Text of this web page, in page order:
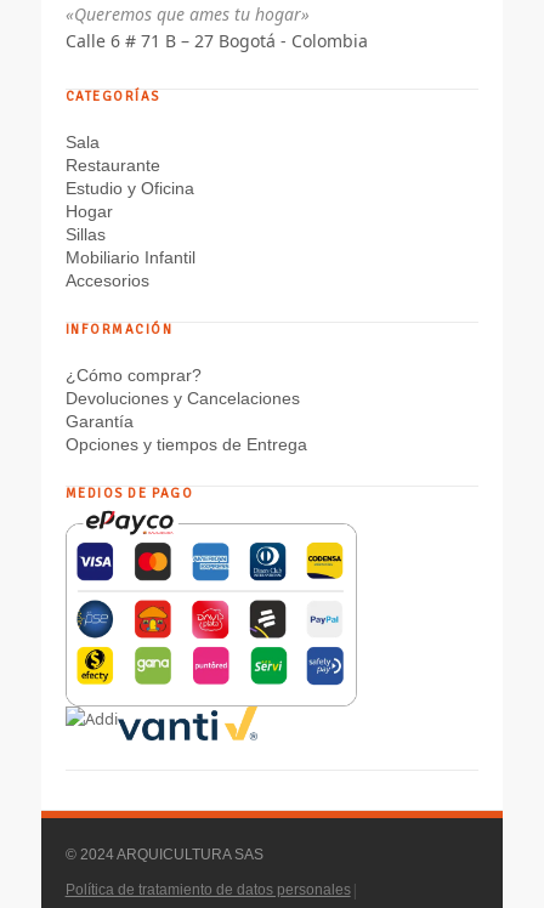
«Queremos que ames tu hogar»
Calle 6 # 71 B – 27 Bogotá - Colombia
CATEGORÍAS
Sala
Restaurante
Estudio y Oficina
Hogar
Sillas
Mobiliario Infantil
Accesorios
INFORMACIÓN
¿Cómo comprar?
Devoluciones y Cancelaciones
Garantía
Opciones y tiempos de Entrega
MEDIOS DE PAGO
© 2024 ARQUICULTURA SAS
Política de tratamiento de datos personales|